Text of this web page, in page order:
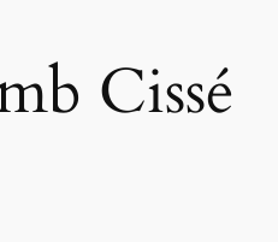
Cissé